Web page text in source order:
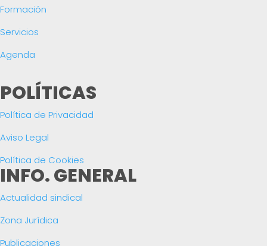
Formación
Servicios
Agenda
POLÍTICAS
Política de Privacidad
Aviso Legal
Política de Cookies
INFO. GENERAL
Actualidad sindical
Zona Jurídica
Publicaciones